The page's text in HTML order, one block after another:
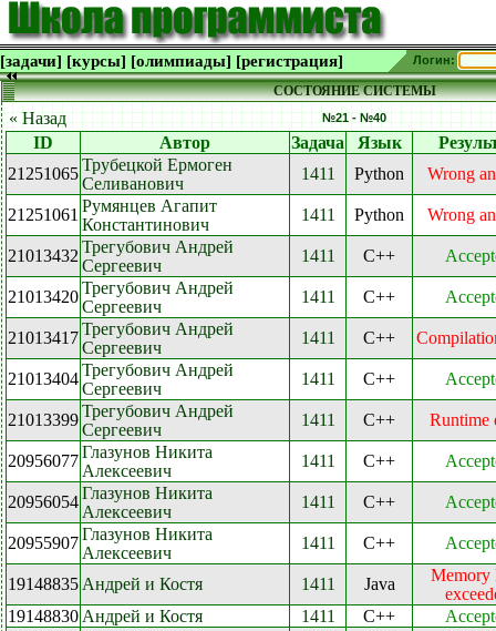
[задачи] [курсы] [олимпиады] [регистрация] Логин:
СОСТОЯНИЕ СИСТЕМЫ
« Назад №21 - №40
ID Автор Задача Язык
21251065Трубецкой Ермоген
Селиванович
1411 Python Wrong
21251061 Румянцев Агапит
Константинович
1411 Python Wrong
21013432 Трегубович Андрей
Сергеевич
1411 C++
21013420Трегубович Андрей
Сергеевич
1411 C++
21013417Трегубович Андрей
Сергеевич
1411 C++
21013404Трегубович Андрей
Сергеевич
1411 C++
21013399Трегубович Андрей
Сергеевич
1411 C++ Runtime
20956077Глазунов Никита
Алексеевич
1411 C++
20956054Глазунов Никита
Алексеевич
1411 C++
20955907Глазунов Никита
Алексеевич
1411 C++
19148835 Андрей и Костя 1411 Java
Memory
19148830 Андрей и Костя 1411 C++